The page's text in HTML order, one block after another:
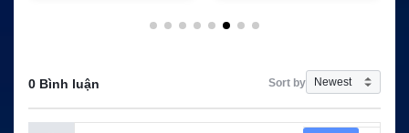
0 Bình luận Sort by